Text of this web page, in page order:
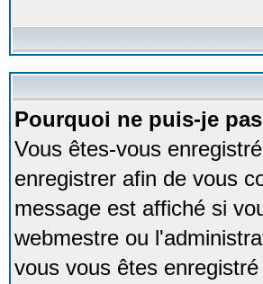
Pourquoi ne puis-je
Vous êtes-vous
enregistrer afin de vous
message est affiché si
webmestre ou
vous vous êtes